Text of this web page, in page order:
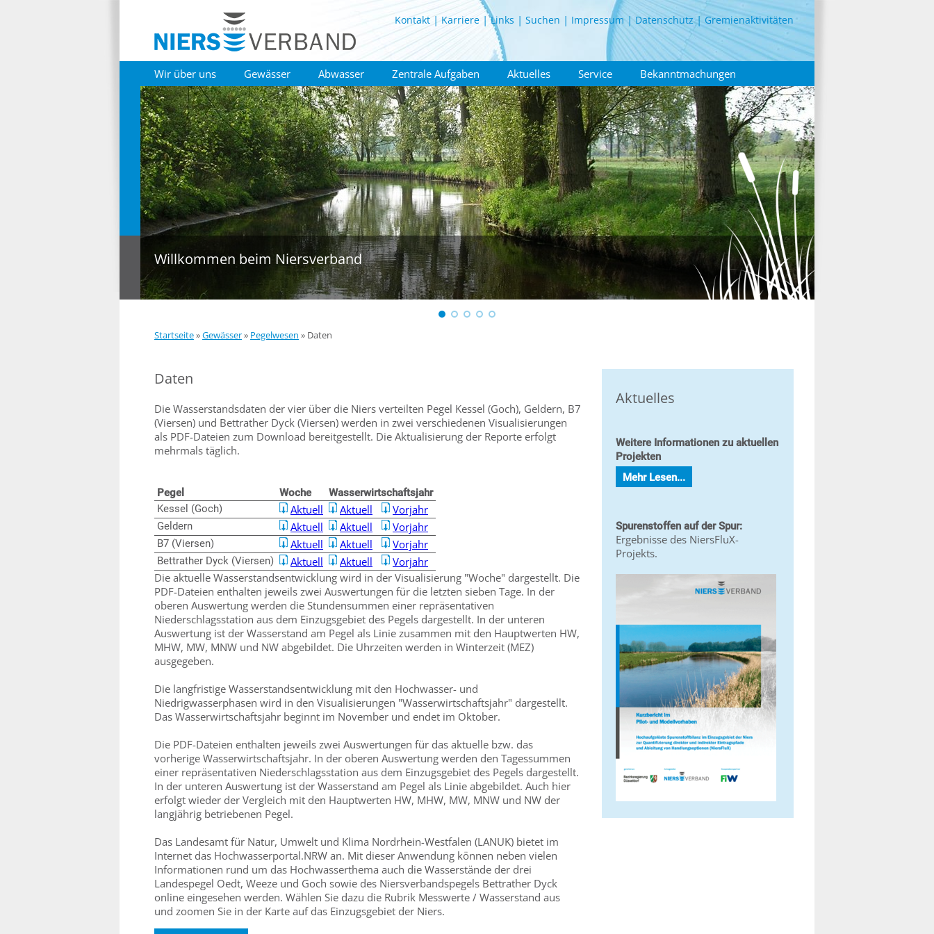
Kontakt Karriere Links Suchen Impressum Datenschutz Gremienaktivitäten
Wir über uns Gewässer Abwasser Zentrale Aufgaben Aktuelles Service Bekanntmachungen
Willkommen beim Niersverband
Startseite»Gewässer» Pegelwesen » Daten
Daten
Die Wasserstandsdaten der vier über die Niers verteilten Pegel Kessel (Goch), Geldern, B7
(Viersen) und Bettrather Dyck (Viersen) werden in zwei verschiedenen Visualisierungen
als PDF-Dateien zum Download bereitgestellt. Die Aktualisierung der Reporte erfolgt
mehrmals täglich.
Pegel Woche
Wasserwirtschaftsjahr
Kessel (Goch)
Aktuell Aktuell Vorjahr
Geldern Aktuell Aktuell Vorjahr
B7 (Viersen) Aktuell Aktuell Vorjahr
Bettrather Dyck (Viersen) Aktuell Aktuell
Vorjahr
Die aktuelle Wasserstandsentwicklung wird in der Visualisierung "Woche" dargestellt. Die
PDF-Dateien enthalten jeweils zwei Auswertungen für die letzten sieben Tage. In der
oberen Auswertung werden die Stundensummen einer repräsentativen
Niederschlagsstation aus dem Einzugsgebiet des Pegels dargestellt. In der unteren
Auswertung ist der Wasserstand am Pegel als Linie zusammen mit den Hauptwerten HW,
MHW, MW, MNW und NW abgebildet. Die Uhrzeiten werden in Winterzeit (MEZ)
ausgegeben.
Die langfristige Wasserstandsentwicklung mit den Hochwasser- und
Niedrigwasserphasen wird in den Visualisierungen "Wasserwirtschaftsjahr" dargestellt.
Das Wasserwirtschaftsjahr beginnt im November und endet im Oktober.
Die PDF-Dateien enthalten jeweils zwei Auswertungen für das aktuelle bzw. das
vorherige Wasserwirtschaftsjahr. In der oberen Auswertung werden den Tagessummen
einer repräsentativen Niederschlagsstation aus dem Einzugsgebiet des Pegels dargestellt.
In der unteren Auswertung ist der Wasserstand am Pegel als Linie abgebildet. Auch hier
erfolgt wieder der Vergleich mit den Hauptwerten HW, MHW, MW, MNW und NW der
langjährig betriebenen Pegel.
Das Landesamt für Natur, Umwelt und Klima Nordrhein-Westfalen (LANUK) bietet im
Internet das Hochwasserportal.NRW an. Mit dieser Anwendung können neben vielen
Informationen rund um das Hochwasserthema auch die Wasserstände der drei
Landespegel Oedt, Weeze und Goch sowie des Niersverbandspegels Bettrather Dyck
online eingesehen werden. Wählen Sie dazu die Rubrik Messwerte / Wasserstand aus
und zoomen Sie in der Karte auf das Einzugsgebiet der Niers.
Aktuelles
Weitere Informationen zu aktuellen
Projekten
Mehr Lesen...
Spurenstoffen auf der Spur:
Ergebnisse des NiersFluX-
Projekts.